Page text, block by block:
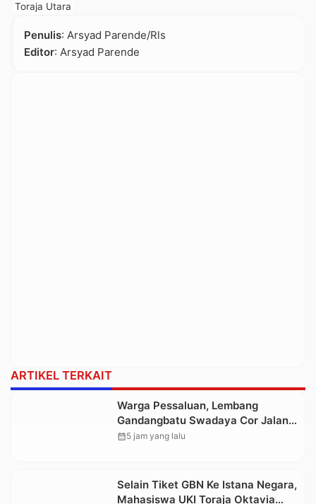
Toraja Utara
Penulis: Arsyad Parende/Rls
Editor: Arsyad Parende
ARTIKEL TERKAIT
Warga Pessaluan, Lembang
Gandangbatu Swadaya Cor Jalan
Kabupaten
calendar_month5 jam yang lalu
Selain Tiket GBN Ke Istana Negara,
Mahasiswa UKI Toraja Oktavia